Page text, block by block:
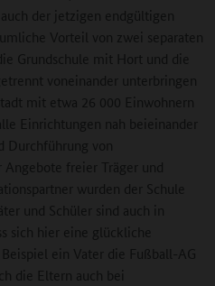
der jetzigen endgültigen
Vorteil von zwei separaten
Grundschule mit Hort und die
voneinander unterbringen
mit etwa 26 000 Einwohnern
Einrichtungen nah beieinander
Durchführung von
freier Träger und
wurden der Schule
und Schüler sind auch in
sich hier eine glückliche
ein Vater die Fußball-AG
die Eltern auch bei